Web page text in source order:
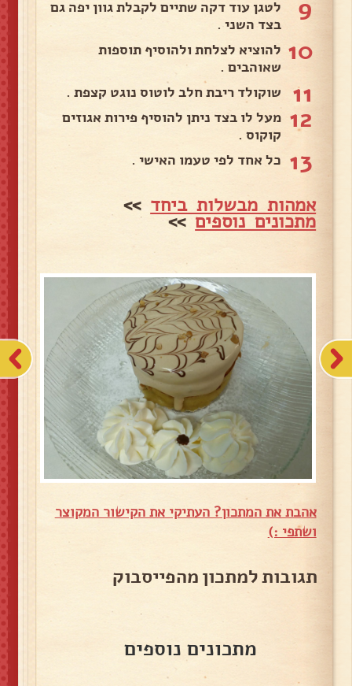
9
לטגן עוד דקה שתיים לקבלת גוון יפה גם
בצד השני .
10 להוציא לצלחת ולהוסיף תוספות
שאוהבים .
11 שוקולד ריבת חלב לוטוס נוגט קצפת .
12 מעל לו בצד ניתן להוסיף פירות אגוזים
קוקוס .
13 כל אחד לפי טעמו האישי .
אמהות מבשלות ביחד >>
מתכונים נוספים>>
אהבת את המתכון? העתיקי את הקישור המקוצר
ושתפי :)
תגובות למתכון מהפייסבוק
מתכונים נוספים